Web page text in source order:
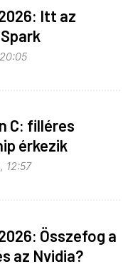
Itt az
C: filléres
érkezik
12:57
Összefog a
az Nvidia?